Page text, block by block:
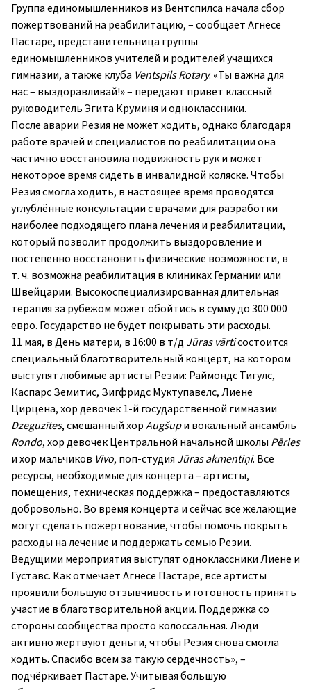
Группа единомышленников из Вентспилса начала сбор
пожертвований на реабилитацию, – сообщает Агнесе
Пастаре, представительница группы
единомышленников учителей и родителей учащихся
гимназии, а также клуба Ventspils Rotary. «Ты важна для
нас – выздоравливай!» – передают привет классный
руководитель Эгита Круминя и одноклассники.
После аварии Резия не может ходить, однако благодаря
работе врачей и специалистов по реабилитации она
частично восстановила подвижность рук и может
некоторое время сидеть в инвалидной коляске. Чтобы
Резия смогла ходить, в настоящее время проводятся
углублённые консультации с врачами для разработки
наиболее подходящего плана лечения и реабилитации,
который позволит продолжить выздоровление и
постепенно восстановить физические возможности, в
т. ч. возможна реабилитация в клиниках Германии или
Швейцарии. Высокоспециализированная длительная
терапия за рубежом может обойтись в сумму до 300 000
евро. Государство не будет покрывать эти расходы.
11 мая, в День матери, в 16:00 в т/д Jūras vārtiсостоится
специальный благотворительный концерт, на котором
выступят любимые артисты Резии: Раймондс Тигулс,
Каспарс Земитис, Зигфридс Муктупавелс, Лиене
Цирцена, хор девочек 1-й государственной гимназии
Dzeguzītes, смешанный хорAugšupи вокальный ансамбль
Rondo, хор девочек Центральной начальной школы Pērles
и хор мальчиков Vivo, поп-студия Jūras akmentiņi. Все
ресурсы, необходимые для концерта – артисты,
помещения, техническая поддержка – предоставляются
добровольно. Во время концерта и сейчас все желающие
могут сделать пожертвование, чтобы помочь покрыть
расходы на лечение и поддержать семью Резии.
Ведущими мероприятия выступят одноклассники Лиене и
Густавс. Как отмечает Агнесе Пастаре, все артисты
проявили большую отзывчивость и готовность принять
участие в благотворительной акции. Поддержка со
стороны сообщества просто колоссальная. Люди
активно жертвуют деньги, чтобы Резия снова смогла
ходить. Спасибо всем за такую ​​сердечность», –
подчёркивает Пастаре. Учитывая большую